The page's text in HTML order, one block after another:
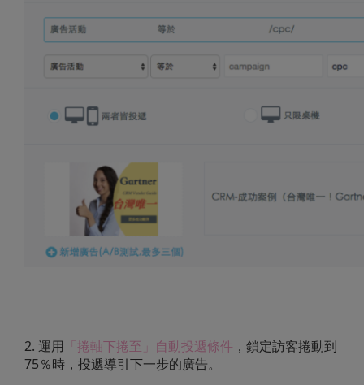
2. 運用 「捲軸下捲至」自動投遞條件 ，鎖定訪客捲動到
75％時，投遞導引下一步的廣告。